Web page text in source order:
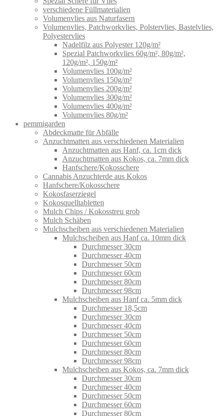
verschiedene Füllmaterialien
Volumenvlies aus Naturfasern
Volumenvlies, Patchworkvlies, Polstervlies, Bastelvlies,
Polyestervlies
Nadelfilz aus Polyester 120g/m²
Spezial Patchworkvlies 60g/m², 80g/m²,
120g/m², 150g/m²
Volumenvlies 100g/m²
Volumenvlies 150g/m²
Volumenvlies 200g/m²
Volumenvlies 300g/m²
Volumenvlies 400g/m²
Volumenvlies 80g/m²
pemmigarden
Abdeckmatte für Abfälle
Anzuchtmatten aus verschiedenen Materialien
Anzuchtmatten aus Hanf, ca. 1cm dick
Anzuchtmatten aus Kokos, ca. 7mm dick
Hanfschere/Kokosschere
Cannabis Anzuchterde aus Kokos
Hanfschere/Kokosschere
Kokosfaserziegel
Kokosquelltabletten
Mulch Chips / Kokosstreu grob
Mulch Schäben
Mulchscheiben aus verschiedenen Materialien
Mulchscheiben aus Hanf ca. 10mm dick
Durchmesser 30cm
Durchmesser 40cm
Durchmesser 50cm
Durchmesser 60cm
Durchmesser 80cm
Durchmesser 98cm
Mulchscheiben aus Hanf ca. 5mm dick
Durchmesser 18,5cm
Durchmesser 30cm
Durchmesser 40cm
Durchmesser 50cm
Durchmesser 60cm
Durchmesser 80cm
Durchmesser 98cm
Mulchscheiben aus Kokos, ca. 7mm dick
Durchmesser 30cm
Durchmesser 40cm
Durchmesser 50cm
Durchmesser 60cm
Durchmesser 80cm